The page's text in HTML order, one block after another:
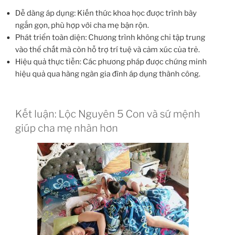
Dễ dàng áp dụng: Kiến thức khoa học được trình bày
ngắn gọn, phù hợp với cha mẹ bận rộn.
Phát triển toàn diện: Chương trình không chỉ tập trung
vào thể chất mà còn hỗ trợ trí tuệ và cảm xúc của trẻ.
Hiệu quả thực tiễn: Các phương pháp được chứng minh
hiệu quả qua hàng ngàn gia đình áp dụng thành công.
Kết luận: Lộc Nguyên 5 Con và sứ mệnh
giúp cha mẹ nhàn hơn